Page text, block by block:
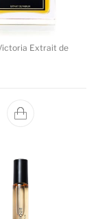
Extrait de